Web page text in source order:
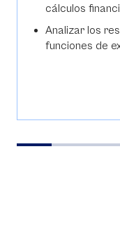
cálculos
Analizar los
funciones de